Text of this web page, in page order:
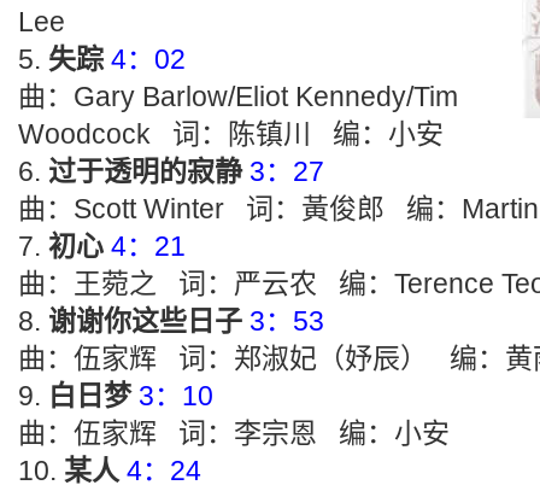
Lee
失踪 4：02
曲：Gary Barlow/Eliot Kennedy/Tim
Woodcock 词：陈镇川 编：小安
过于透明的寂静 3：27
曲：Scott Winter 词：黃俊郎 编：Martin
初心 4：21
曲：王菀之 词：严云农 编：Terence
谢谢你这些日子 3：53
曲：伍家辉 词：郑淑妃（妤辰） 编：黄
白日梦 3：10
曲：伍家辉 词：李宗恩 编：小安
某人 4：24